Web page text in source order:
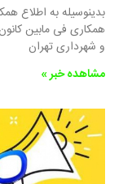
بدینوسیله به اطلاع
همکاری فی مابین
و شهرداری تهران
مشاهده خبر »